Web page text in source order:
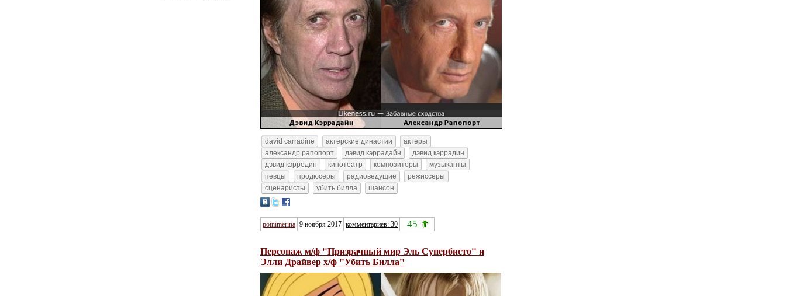
david carradine актерские династии
актеры
александр рапопорт
дэвид кэррадайн
дэвид кэррадин
дэвид кэрредин
кинотеатр композиторы
музыканты
певцы
продюсеры радиоведущие
режиссеры
сценаристы
убить билла шансон
poinimerina 9 ноября 2017 комментариев: 30 45
Персонаж м/ф "Призрачный мир Эль Супербисто" и
Элли Драйвер х/ф "Убить Билла"